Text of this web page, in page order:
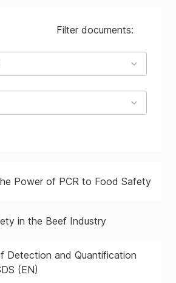
Filter documents:
Power of PCR to Food Safety
in the Beef Industry
Detection and Quantification
(EN)